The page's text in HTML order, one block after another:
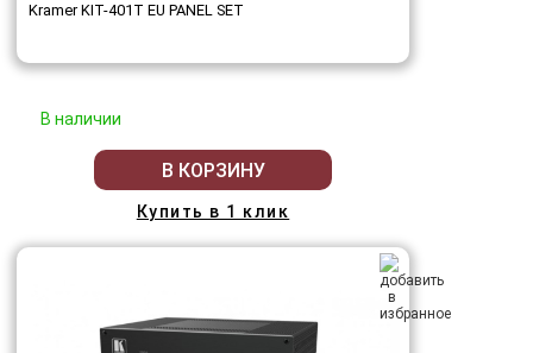
Kramer KIT-401T EU PANEL SET
В наличии
В КОРЗИНУ
Купить в 1 клик